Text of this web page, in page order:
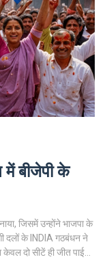
बीजेपी के
जिसमें उन्होंने भाजपा के
दलों के INDIA गठबंधन ने
दो सीटें ही जीत पाई।